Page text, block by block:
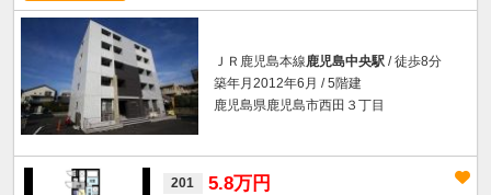
ＪＲ鹿児島本線鹿児島中央駅 / 徒歩8分
築年月2012年6月 / 5階建
鹿児島県鹿児島市西田３丁目
201 5.8万円